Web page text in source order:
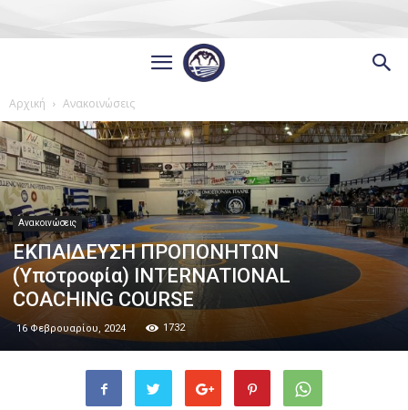
Αρχική Ανακοινώσεις
Ανακοινώσεις
ΕΚΠΑΙΔΕΥΣΗ ΠΡΟΠΟΝΗΤΩΝ
(Υποτροφία) INTERNATIONAL
COACHING COURSE
16 Φεβρουαρίου, 2024 1732